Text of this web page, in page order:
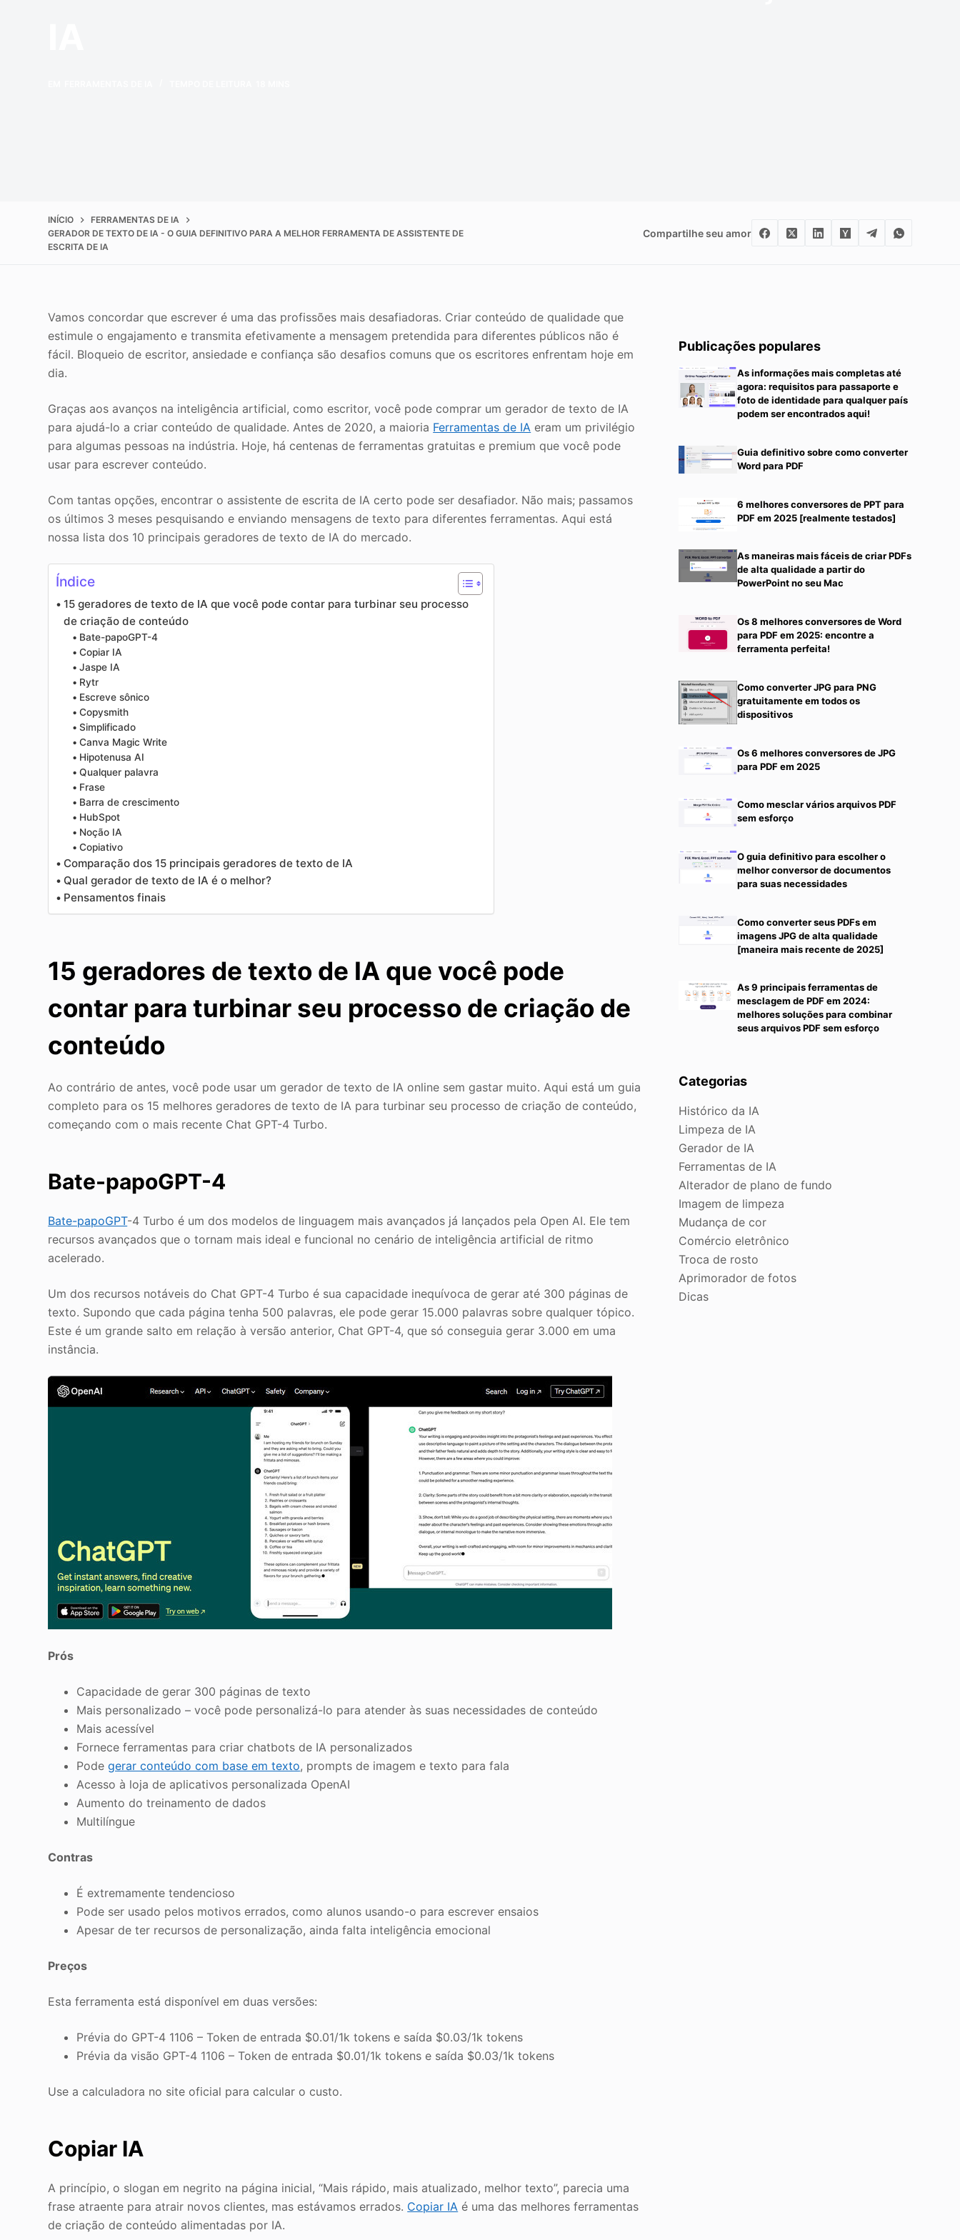
INÍCIO
FERRAMENTAS DE IA
GERADOR DE TEXTO DE IA - O GUIA DEFINITIVO PARA A MELHOR FERRAMENTA DE ASSISTENTE DE
ESCRITA DE IA
Compartilhe seu amor
Vamos concordar que escrever é uma das profissões mais desafiadoras. Criar conteúdo de qualidade que
estimule o engajamento e transmita efetivamente a mensagem pretendida para diferentes públicos não é
fácil. Bloqueio de escritor, ansiedade e confiança são desafios comuns que os escritores enfrentam hoje em
dia.
Graças aos avanços na inteligência artificial, como escritor, você pode comprar um gerador de texto de IA
para ajudá-lo a criar conteúdo de qualidade. Antes de 2020, a maioria Ferramentas de IA eram um privilégio
para algumas pessoas na indústria. Hoje, há centenas de ferramentas gratuitas e premium que você pode
usar para escrever conteúdo.
Com tantas opções, encontrar o assistente de escrita de IA certo pode ser desafiador. Não mais; passamos
os últimos 3 meses pesquisando e enviando mensagens de texto para diferentes ferramentas. Aqui está
nossa lista dos 10 principais geradores de texto de IA do mercado.
Índice
15 geradores de texto de IA que você pode contar para turbinar seu processo
de criação de conteúdo
Bate-papoGPT-4
Copiar IA
Jaspe IA
Rytr
Escreve sônico
Copysmith
Simplificado
Canva Magic Write
Hipotenusa AI
Qualquer palavra
Frase
Barra de crescimento
HubSpot
Noção IA
Copiativo
Comparação dos 15 principais geradores de texto de IA
Qual gerador de texto de IA é o melhor?
Pensamentos finais
15 geradores de texto de IA que você pode
contar para turbinar seu processo de criação de
conteúdo
Ao contrário de antes, você pode usar um gerador de texto de IA online sem gastar muito. Aqui está um guia
completo para os 15 melhores geradores de texto de IA para turbinar seu processo de criação de conteúdo,
começando com o mais recente Chat GPT-4 Turbo.
Bate-papoGPT-4
Bate-papoGPT-4 Turbo é um dos modelos de linguagem mais avançados já lançados pela Open AI. Ele tem
recursos avançados que o tornam mais ideal e funcional no cenário de inteligência artificial de ritmo
acelerado.
Um dos recursos notáveis do Chat GPT-4 Turbo é sua capacidade inequívoca de gerar até 300 páginas de
texto. Supondo que cada página tenha 500 palavras, ele pode gerar 15.000 palavras sobre qualquer tópico.
Este é um grande salto em relação à versão anterior, Chat GPT-4, que só conseguia gerar 3.000 em uma
instância.
Prós
Capacidade de gerar 300 páginas de texto
Mais personalizado – você pode personalizá-lo para atender às suas necessidades de conteúdo
Mais acessível
Fornece ferramentas para criar chatbots de IA personalizados
Podegerar conteúdo com base em texto, prompts de imagem e texto para fala
Acesso à loja de aplicativos personalizada OpenAI
Aumento do treinamento de dados
Multilíngue
Contras
É extremamente tendencioso
Pode ser usado pelos motivos errados, como alunos usando-o para escrever ensaios
Apesar de ter recursos de personalização, ainda falta inteligência emocional
Preços
Esta ferramenta está disponível em duas versões:
Prévia do GPT-4 1106 – Token de entrada $0.01/1k tokens e saída $0.03/1k tokens
Prévia da visão GPT-4 1106 – Token de entrada $0.01/1k tokens e saída $0.03/1k tokens
Use a calculadora no site oficial para calcular o custo.
Copiar IA
A princípio, o slogan em negrito na página inicial, “Mais rápido, mais atualizado, melhor texto”, parecia uma
frase atraente para atrair novos clientes, mas estávamos errados. Copiar IA é uma das melhores ferramentas
de criação de conteúdo alimentadas por IA.
Publicações populares
As informações mais completas até
agora: requisitos para passaporte e
foto de identidade para qualquer país
podem ser encontrados aqui!
Guia definitivo sobre como converter
Word para PDF
6 melhores conversores de PPT para
PDF em 2025 [realmente testados]
As maneiras mais fáceis de criar PDFs
de alta qualidade a partir do
PowerPoint no seu Mac
Os 8 melhores conversores de Word
para PDF em 2025: encontre a
ferramenta perfeita!
Como converter JPG para PNG
gratuitamente em todos os
dispositivos
Os 6 melhores conversores de JPG
para PDF em 2025
Como mesclar vários arquivos PDF
sem esforço
O guia definitivo para escolher o
melhor conversor de documentos
para suas necessidades
Como converter seus PDFs em
imagens JPG de alta qualidade
[maneira mais recente de 2025]
As 9 principais ferramentas de
mesclagem de PDF em 2024:
melhores soluções para combinar
seus arquivos PDF sem esforço
Categorias
Histórico da IA
Limpeza de IA
Gerador de IA
Ferramentas de IA
Alterador de plano de fundo
Imagem de limpeza
Mudança de cor
Comércio eletrônico
Troca de rosto
Aprimorador de fotos
Dicas